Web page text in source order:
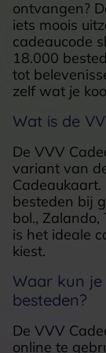
ontvangen?
iets moois
cadeaucode
18.000
tot
zelf wat je
Wat is de
De VVV
variant van
Cadeaukaart.
besteden bij
bol., Zalando,
is het ideale
kiest.
Waar kun je
besteden?
De VVV
online te